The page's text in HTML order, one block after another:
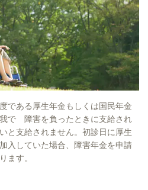
である厚生年金もしくは国民年金
で 障害を負ったときに支給され
と支給されません。初診日に厚生
入していた場合、障害年金を申請
ます。